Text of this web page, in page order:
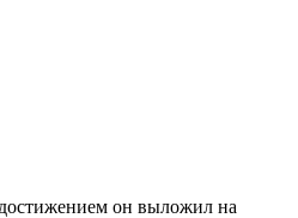
он выложил на